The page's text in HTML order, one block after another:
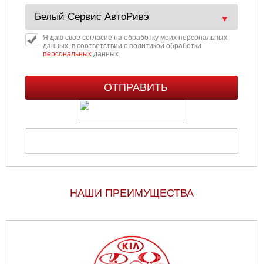
Я даю свое согласие на обработку моих персональных
данных, в соответствии с политикой обработки
персональныхданных.
НАШИ ПРЕИМУЩЕСТВА